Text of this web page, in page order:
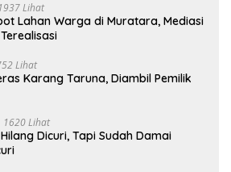
1937 Lihat
Lahan Warga di Muratara, Mediasi
Lihat
Karang Taruna, Diambil Pemilik
1620 Lihat
Dicuri, Tapi Sudah Damai